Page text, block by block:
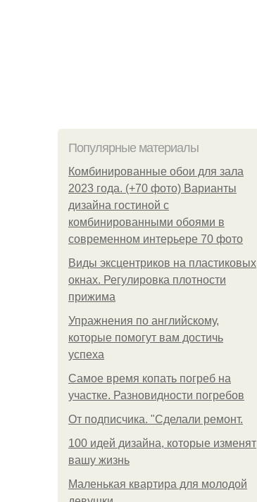
Популярные материалы
Комбинированные обои для зала
2023 года. (+70 фото) Варианты
дизайна гостиной с
комбинированными обоями в
современном интерьере 70 фото
Виды эксцентриков на пластиковых
окнах. Регулировка плотности
прижима
Упражнения по английскому,
которые помогут вам достичь
успеха
Самое время копать погреб на
участке. Разновидности погребов
От подписчика. "Сделали ремонт.
100 идей дизайна, которые изменят
вашу жизнь
Маленькая квартира для молодой